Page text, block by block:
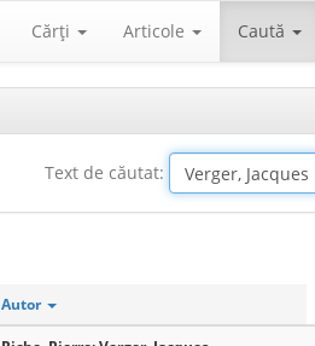
Cărţi Articole Caută
Text de căutat:
Autor